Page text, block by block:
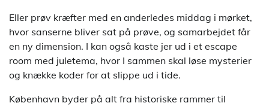
Eller prøv kræfter med en anderledes middag i mørket,
hvor sanserne bliver sat på prøve, og samarbejdet får
en ny dimension. I kan også kaste jer ud i et escape
room med juletema, hvor I sammen skal løse mysterier
og knække koder for at slippe ud i tide.
København byder på alt fra historiske rammer til